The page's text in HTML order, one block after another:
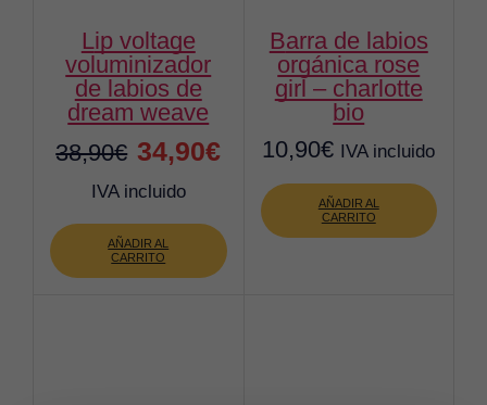
lip voltage
voluminizador
de labios de
dream weave
38,90€ El
precio
original
era:
34,90€El
precio
actual
es:
IVA incluido
AÑADIR AL
CARRITO
barra de labios
orgánica rose
girl – charlotte
bio
10,90€ IVA incluido
AÑADIR AL
CARRITO